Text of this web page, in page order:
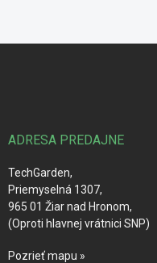
ADRESA PREDAJNE
TechGarden,
Priemyselná 1307,
965 01 Žiar nad Hronom,
(Oproti hlavnej vrátnici SNP)
Pozrieť mapu »